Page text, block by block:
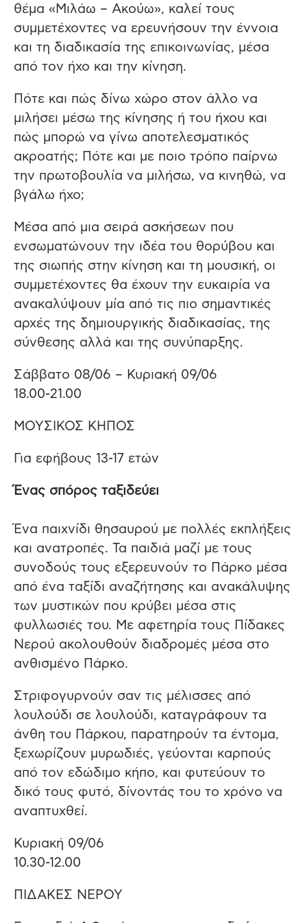
θέμα «Μιλάω – Ακούω», καλεί τους
συμμετέχοντες να ερευνήσουν την έννοια
και τη διαδικασία της επικοινωνίας, μέσα
από τον ήχο και την κίνηση.
Πότε και πώς δίνω χώρο στον άλλο να
μιλήσει μέσω της κίνησης ή του ήχου και
πώς μπορώ να γίνω αποτελεσματικός
ακροατής; Πότε και με ποιο τρόπο παίρνω
την πρωτοβουλία να μιλήσω, να κινηθώ, να
βγάλω ήχο;
Μέσα από μια σειρά ασκήσεων που
ενσωματώνουν την ιδέα του θορύβου και
της σιωπής στην κίνηση και τη μουσική, οι
συμμετέχοντες θα έχουν την ευκαιρία να
ανακαλύψουν μία από τις πιο σημαντικές
αρχές της δημιουργικής διαδικασίας, της
σύνθεσης αλλά και της συνύπαρξης.
Σάββατο 08/06 – Κυριακή 09/06
18.00-21.00
ΜΟΥΣΙΚΟΣ ΚΗΠΟΣ
Για εφήβους 13-17 ετών
Ένας σπόρος ταξιδεύει
Ένα παιχνίδι θησαυρού με πολλές εκπλήξεις
και ανατροπές. Τα παιδιά μαζί με τους
συνοδούς τους εξερευνούν το Πάρκο μέσα
από ένα ταξίδι αναζήτησης και ανακάλυψης
των μυστικών που κρύβει μέσα στις
φυλλωσιές του. Με αφετηρία τους Πίδακες
Νερού ακολουθούν διαδρομές μέσα στο
ανθισμένο Πάρκο.
Στριφογυρνούν σαν τις μέλισσες από
λουλούδι σε λουλούδι, καταγράφουν τα
άνθη του Πάρκου, παρατηρούν τα έντομα,
ξεχωρίζουν μυρωδιές, γεύονται καρπούς
από τον εδώδιμο κήπο, και φυτεύουν το
δικό τους φυτό, δίνοντάς του το χρόνο να
αναπτυχθεί.
Κυριακή 09/06
10.30-12.00
ΠΙΔΑΚΕΣ ΝΕΡΟΥ